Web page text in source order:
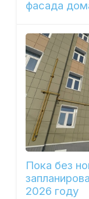
фасада
Пока без
2026 году